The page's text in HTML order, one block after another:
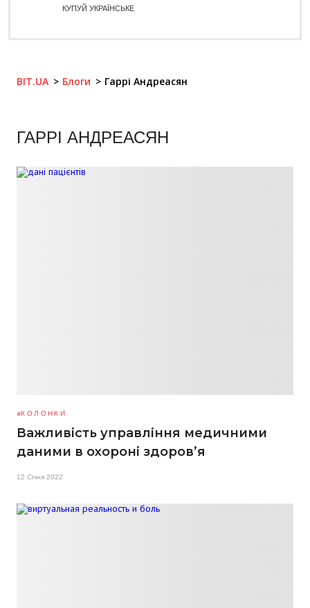
КУПУЙ УКРАЇНСЬКЕ
BIT.UA Блоги Гаррі Андреасян
ГАРРІ АНДРЕАСЯН
КОЛОНКИ
Важливість управління медичними
даними в охороні здоров’я
12 Січня 2022